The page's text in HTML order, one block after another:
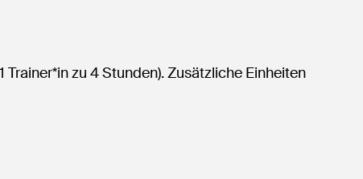
zu 4 Stunden). Zusätzliche Einheiten